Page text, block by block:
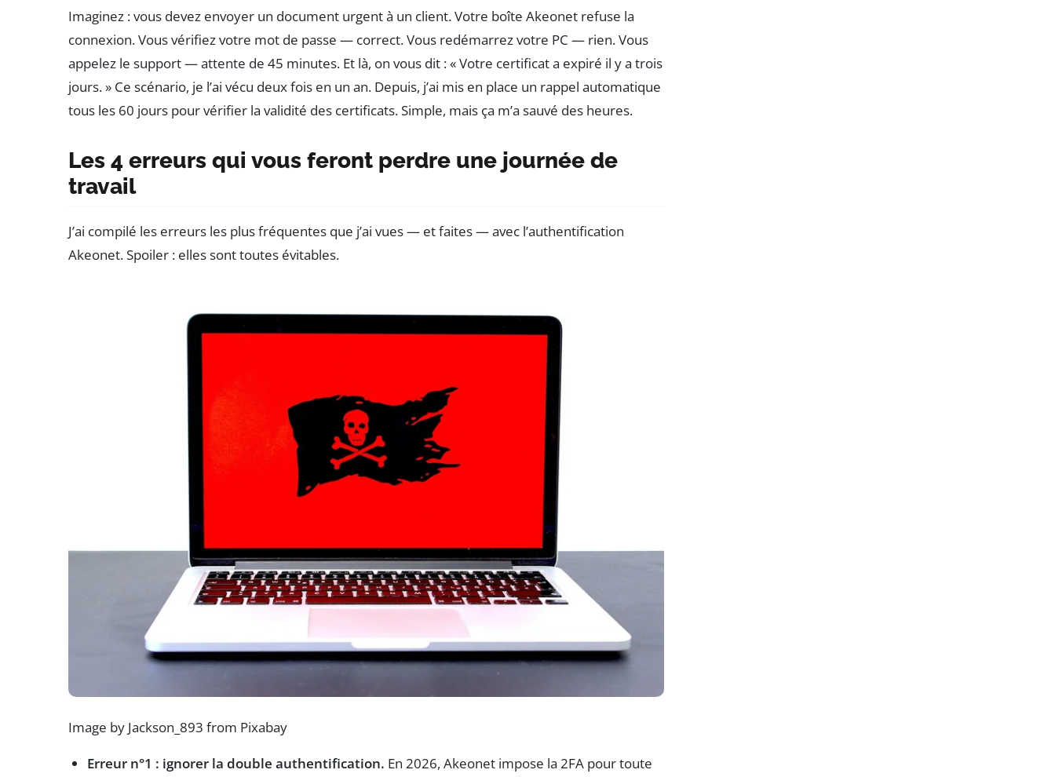
Imaginez : vous devez envoyer un document urgent à un client. Votre boîte Akeonet refuse la
connexion. Vous vérifiez votre mot de passe — correct. Vous redémarrez votre PC — rien. Vous
appelez le support — attente de 45 minutes. Et là, on vous dit : « Votre certificat a expiré il y a trois
jours. » Ce scénario, je l’ai vécu deux fois en un an. Depuis, j’ai mis en place un rappel automatique
tous les 60 jours pour vérifier la validité des certificats. Simple, mais ça m’a sauvé des heures.
Les 4 erreurs qui vous feront perdre une journée de
travail
J’ai compilé les erreurs les plus fréquentes que j’ai vues — et faites — avec l’authentification
Akeonet. Spoiler : elles sont toutes évitables.
Image by Jackson_893 from Pixabay
Erreur n°1 : ignorer la double authentification. En 2026, Akeonet impose la 2FA pour toute